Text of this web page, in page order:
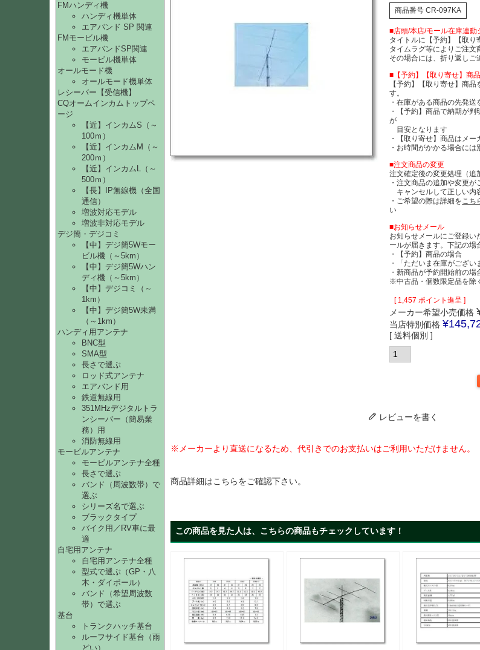
FMハンディ機
ハンディ機単体
エアバンド SP 関連
FMモービル機
エアバンドSP関連
モービル機単体
オールモード機
オールモード機単体
レシーバー【受信機】
CQオームインカムトップペ
ージ
【近】インカムS（～
100ｍ）
【近】インカムM（～
200ｍ）
【近】インカムL（～
500ｍ）
【長】IP無線機（全国
通信）
増波対応モデル
増波非対応モデル
デジ簡・デジコミ
【中】デジ簡5Wモー
ビル機（～5km）
【中】デジ簡5Wハン
ディ機（～5km）
【中】デジコミ（～
1km）
【中】デジ簡5W未満
（～1km）
ハンディ用アンテナ
BNC型
SMA型
長さで選ぶ
ロッド式アンテナ
エアバンド用
鉄道無線用
351MHzデジタルトラ
ンシーバー（簡易業
務）用
消防無線用
モービルアンテナ
モービルアンテナ全種
長さで選ぶ
バンド（周波数帯）で
選ぶ
シリーズ名で選ぶ
ブラックタイプ
バイク用／RV車に最
適
自宅用アンテナ
自宅用アンテナ全種
型式で選ぶ（GP・八
木・ダイポール）
バンド（希望周波数
帯）で選ぶ
基台
トランクハッチ基台
ルーフサイド基台（雨
どい）
商品番号 CR-097KA
■店頭/本店/モール在庫連動
タイトルに【予約】【取り
タイムラグ等によりご注文
その場合には、折り返しご
■【予約】【取り寄せ】商
【予約】【取り寄せ】商
す。
・在庫がある商品の先発
・【予約】商品で納期が
が
目安となります
・【取り寄せ】商品はメ
・お時間がかかる場合に
■注文商品の変更
注文確定後の変更処理（追
・注文商品の追加や変更が
キャンセルして正しい内
・ご希望の際は詳細を こち
い
■お知らせメール
お知らせメールにご登録い
ールが届きます。下記の場
・【予約】商品の場合
・「ただいま在庫がござ
・新商品が予約開始前の場
※中古品・個数限定品を除
[ 1,457 ポイント進呈 ]
メーカー希望小売価格
当店特別価格 ¥
送料個別
レビューを書く
※メーカーより直送になるため、代引きでのお支払いはご利用いただけません。
商品詳細はこちらをご確認下さい。
この商品を見た人は、こちらの商品もチェックしています！